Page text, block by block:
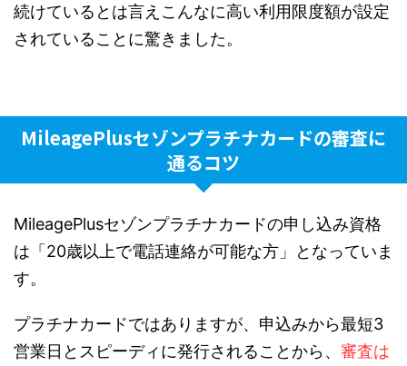
続けているとは言えこんなに高い利用限度額が設定
されていることに驚きました。
MileagePlusセゾンプラチナカードの審査に
通るコツ
MileagePlusセゾンプラチナカードの申し込み資格
は「20歳以上で電話連絡が可能な方」となっていま
す。
プラチナカードではありますが、申込みから最短3
営業日とスピーディに発行されることから、 審査は